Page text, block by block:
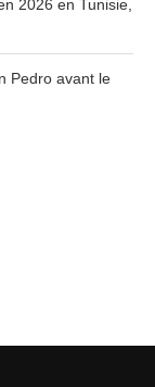
2026 en Tunisie,
Pedro avant le